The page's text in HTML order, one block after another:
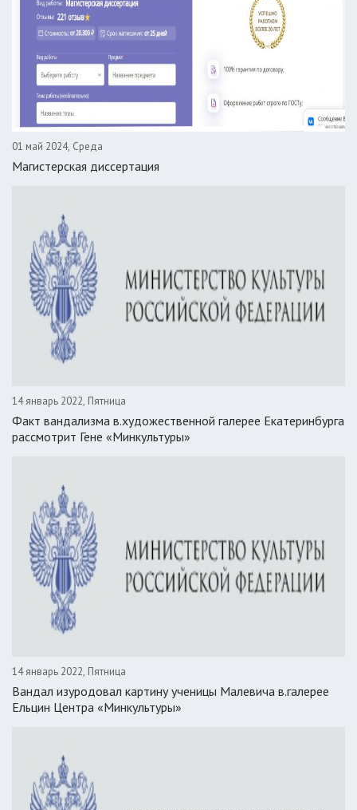
01 май 2024, Среда
Магистерская диссертация
14 январь 2022, Пятница
Факт вандализма в.художественной галерее Екатеринбурга
рассмотрит Гене «Минкультуры»
14 январь 2022, Пятница
Вандал изуродовал картину ученицы Малевича в.галерее
Ельцин Центра «Минкультуры»